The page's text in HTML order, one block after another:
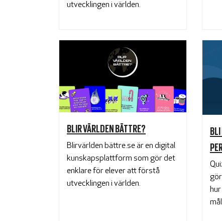
utvecklingen i världen.
BLIR VÄRLDEN BÄTTRE?
Blirvärlden bättre.se är en digital
kunskapsplattform som gör det
enklare för elever att förstå
utvecklingen i världen.